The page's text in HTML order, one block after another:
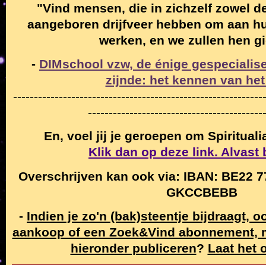
"Vind mensen, die in zichzelf zowel
aangeboren drijfveer hebben om aan
werken, en we zullen hen
- DIMschool vzw, de énige
zijnde: het kennen van
En, voel jij je geroepen om
Klik dan op deze link. Alvast
Overschrijven kan ook via: IBAN: BE22
GKCCBEBB
- Indien je zo'n (bak)steentje bijdraagt,
aankoop of een Zoek&Vind abonnement,
hieronder publiceren? Laat het